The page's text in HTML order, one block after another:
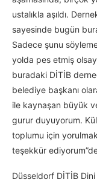
ustalıkla aşıldı.
sayesinde bugün
Sadece şunu
yolda pes etmiş
buradaki DİTİB
belediye başkanı
ile kaynaşan büyük
gurur duyuyorum.
toplumu için
teşekkür
Düsseldorf DİTİB Dini